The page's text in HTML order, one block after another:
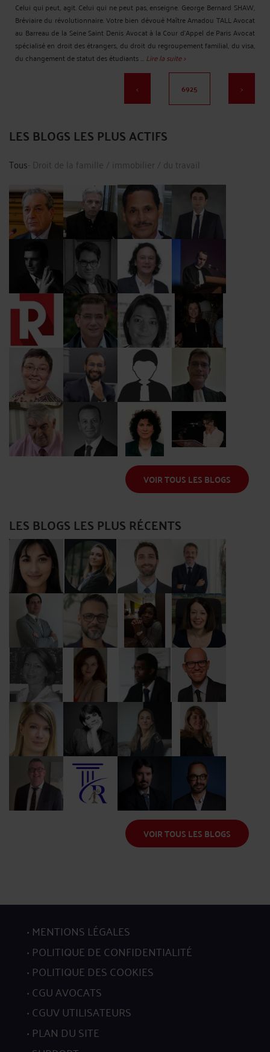
Celui qui peut, agit. Celui qui ne peut pas, enseigne. George Bernard SHAW,
Bréviaire du révolutionnaire. Votre bien dévoué Maître Amadou TALL Avocat
au Barreau de la Seine Saint Denis Avocat à la Cour d'Appel de Paris Avocat
spécialisé en droit des étrangers, du droit du regroupement familial, du visa,
du changement de statut des étudiants ... Lire la suite >
< 6925 >
LES BLOGS LES PLUS ACTIFS
Tous- Droit de la famille / immobilier / du travail
Me Caston Me Icard Me Auteville Me Kohen
Me Coussy Me Lejeune Me Chhum Me Schmitt
Me Rocheblave Me Colombani Me Geronimi Me Ghibaudo
Me Bogucki Me Ziegler Me Tall Me Rouland
Me Cahen Me Taurand
VOIR TOUS LES BLOGS
LES BLOGS LES PLUS RÉCENTS
Me Boumediene Me Salon
Me Cohen-
Boulakia
Me Blanc
Me Patou
Parvedy
Me Moreau Me Lemoine
Me Nieuviaert
Me Elkouby
Salomon
Moutoussamy
Me Suc
Me Thevenin Me Simard
Me Thomas
Combres
Me Coll
Me Kermeur Me Ouchia
VOIR TOUS LES BLOGS
MENTIONS LÉGALES
POLITIQUE DE CONFIDENTIALITÉ
POLITIQUE DES COOKIES
CGU AVOCATS
CGUV UTILISATEURS
PLAN DU SITE